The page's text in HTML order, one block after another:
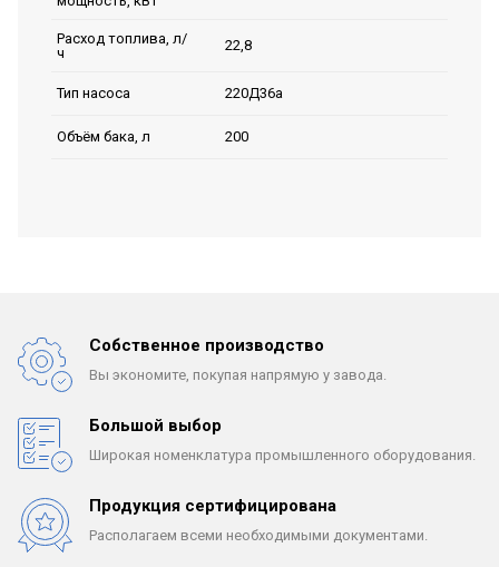
Расход топлива, л/
ч
22,8
Тип насоса 220Д36а
Объём бака, л 200
Собственное производство
Вы экономите, покупая напрямую у завода.
Большой выбор
Широкая номенклатура промышленного оборудования.
Продукция сертифицирована
Располагаем всеми необходимыми документами.